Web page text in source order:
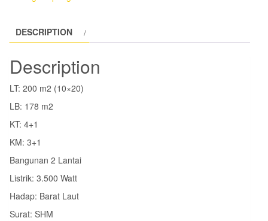
DESCRIPTION
Description
LT: 200 m2 (10×20)
LB: 178 m2
KT: 4+1
KM: 3+1
Bangunan 2 Lantai
Listrik: 3.500 Watt
Hadap: Barat Laut
Surat: SHM